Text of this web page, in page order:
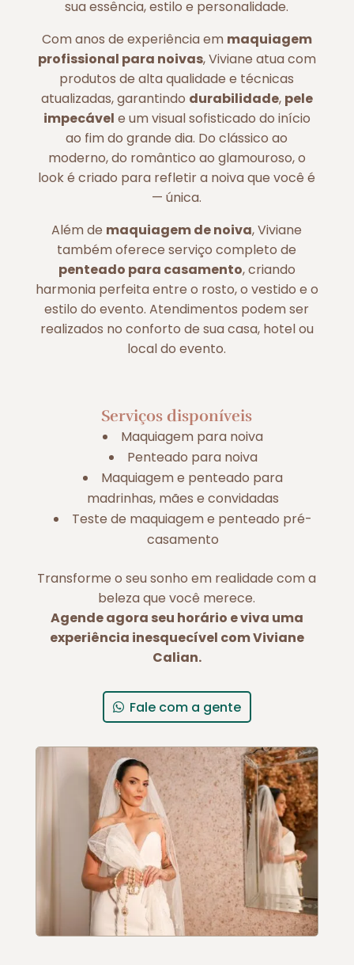
sua essência, estilo e personalidade.
Com anos de experiência em maquiagem
profissional para noivas, Viviane atua com
produtos de alta qualidade e técnicas
atualizadas, garantindo durabilidade, pele
impecável e um visual sofisticado do início
ao fim do grande dia. Do clássico ao
moderno, do romântico ao glamouroso, o
look é criado para refletir a noiva que você é
— única.
Além de maquiagem de noiva, Viviane
também oferece serviço completo de
penteado para casamento, criando
harmonia perfeita entre o rosto, o vestido e o
estilo do evento. Atendimentos podem ser
realizados no conforto de sua casa, hotel ou
local do evento.
Serviços disponíveis
Maquiagem para noiva
Penteado para noiva
Maquiagem e penteado para
madrinhas, mães e convidadas
Teste de maquiagem e penteado pré-
casamento
Transforme o seu sonho em realidade com a
beleza que você merece.
Agende agora seu horário e viva uma
experiência inesquecível com Viviane
Calian.
Fale com a gente